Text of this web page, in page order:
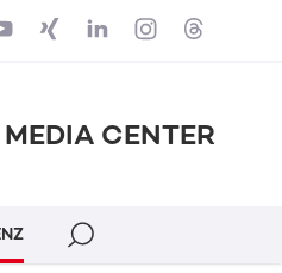
MEDIA CENTER